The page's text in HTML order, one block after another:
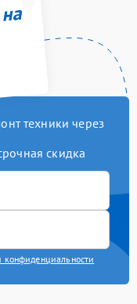
техники через
скидка
конфиденциальности